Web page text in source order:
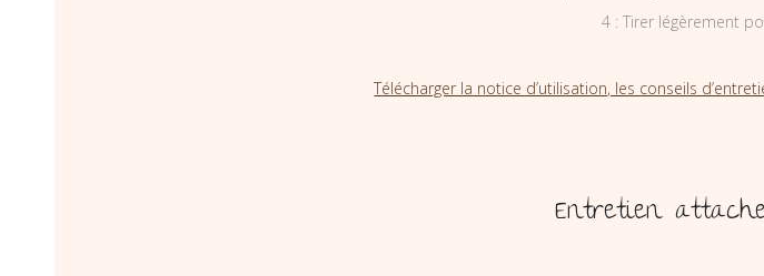
4 : Tirer légèrement
Télécharger la notice d’utilisation, les conseils
Entretien